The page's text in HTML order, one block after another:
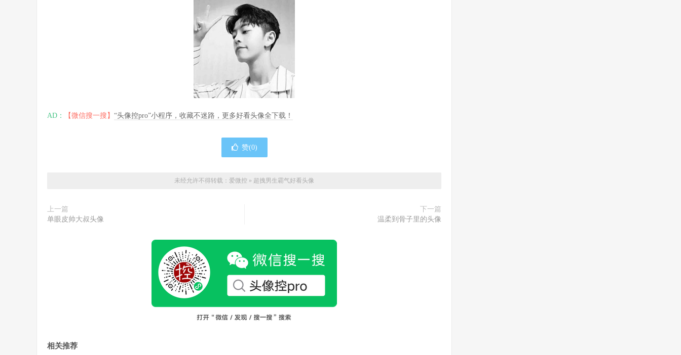
AD： 【微信搜一搜】 “头像控pro”小程序，收藏不迷路，更多好看头像全下载！
赞(0)
未经允许不得转载： 爱微控 » 超拽男生霸气好看头像
上一篇
单眼皮帅大叔头像
下一篇
温柔到骨子里的头像
相关推荐